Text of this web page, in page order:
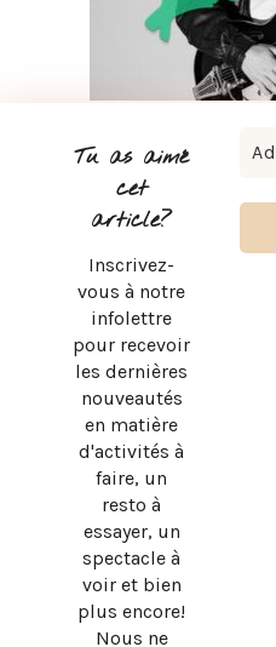
Tu as aimé
cet
article?
Inscrivez-
vous à notre
infolettre
pour recevoir
les dernières
nouveautés
en matière
d'activités à
faire, un
resto à
essayer, un
spectacle à
voir et bien
plus encore!
Nous ne
BRUNO PELLETIER 3 ET